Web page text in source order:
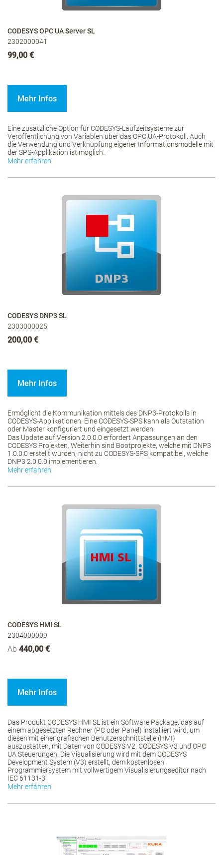
CODESYS OPC UA Server SL
2302000041
99,00 €
Mehr Infos
Eine zusätzliche Option für CODESYS-Laufzeitsysteme zur
Veröffentlichung von Variablen über das OPC UA-Protokoll. Auch
die Verwendung und Verknüpfung eigener Informationsmodelle mit
der SPS-Applikation ist möglich.
Mehr erfahren
CODESYS DNP3 SL
2303000025
200,00 €
Mehr Infos
Ermöglicht die Kommunikation mittels des DNP3-Protokolls in
CODESYS-Applikationen. Eine CODESYS-SPS kann als Outstation
oder Master konfiguriert und eingesetzt werden.
Das Update auf Version 2.0.0.0 erfordert Anpassungen an den
CODESYS Projekten. Weiterhin sind Bootprojekte, welche mit DNP3
1.0.0.0 erstellt wurden, nicht zu CODESYS-SPS kompatibel, welche
DNP3 2.0.0.0 implementieren.
Mehr erfahren
CODESYS HMI SL
2304000009
Ab 440,00 €
Mehr Infos
Das Produkt CODESYS HMI SL ist ein Software Package, das auf
einem abgesetzten Rechner (PC oder Panel) installiert wird, um
diesen mit einer grafischen Benutzerschnittstelle (HMI)
auszustatten, mit Daten von CODESYS V2, CODESYS V3 und OPC
UA Steuerungen. Die Visualisierung wird mit dem CODESYS
Development System (V3) erstellt, dem kostenlosen
Programmiersystem mit vollwertigem Visualisierungseditor nach
IEC 61131-3.
Mehr erfahren